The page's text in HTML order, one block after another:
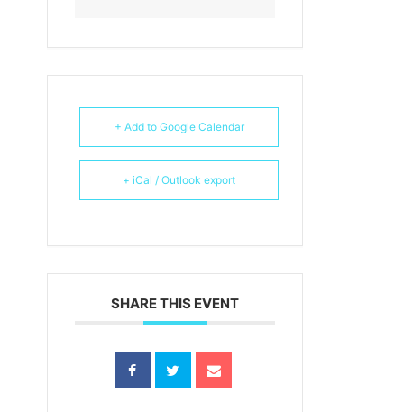
+ Add to Google Calendar
+ iCal / Outlook export
SHARE THIS EVENT